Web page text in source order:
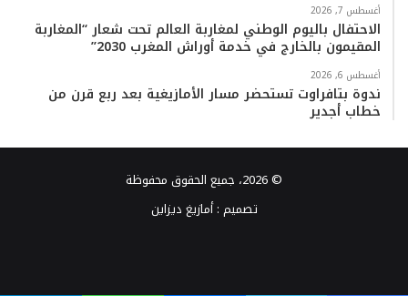
أغسطس 7, 2026
الاحتفال باليوم الوطني لمغاربة العالم تحت شعار “المغاربة
المقيمون بالخارج في خدمة أوراش المغرب 2030”
أغسطس 6, 2026
ندوة بتافراوت تستحضر مسار الأمازيغية بعد ربع قرن من
خطاب أجدير
© 2026، جميع الحقوق محفوظة
تصميم :أمازيغ ديزاين